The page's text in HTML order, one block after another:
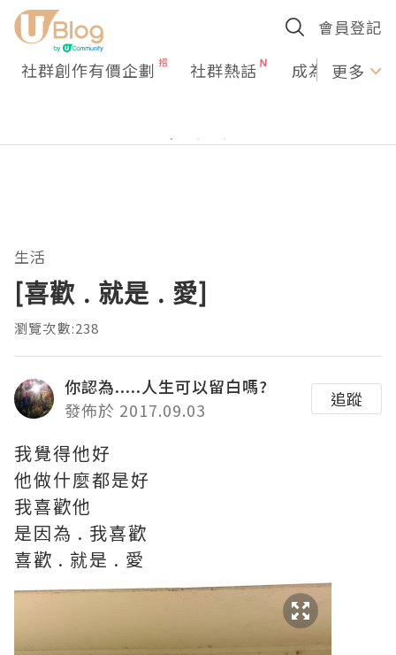
會員登記
社群創作有價企劃 社群熱話 成為U更多
生活
[喜歡 . 就是 . 愛]
瀏覽次數:238
你認為.....人生可以留白嗎?
發佈於 2017.09.03
追蹤
我覺得他好
他做什麼都是好
我喜歡他
是因為 . 我喜歡
喜歡 . 就是 . 愛